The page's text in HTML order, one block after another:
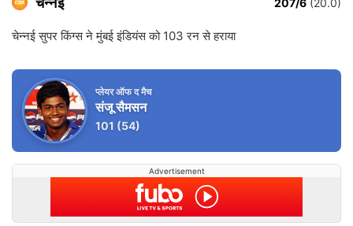
चेन्नई सुपर किंग्स ने मुंबई इंडियंस को 103 रन से हराया
प्लेयर ऑफ द मैच
संजू सैमसन
101 (54)
Advertisement